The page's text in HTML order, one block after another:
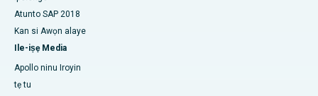
Atunto SAP 2018
Kan si Awọn alaye
Ile-iṣẹ Media
Apollo ninu Iroyin
tẹ tu